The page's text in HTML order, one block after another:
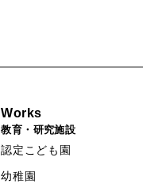
Works
教育・研究施設
認定こども園
幼稚園